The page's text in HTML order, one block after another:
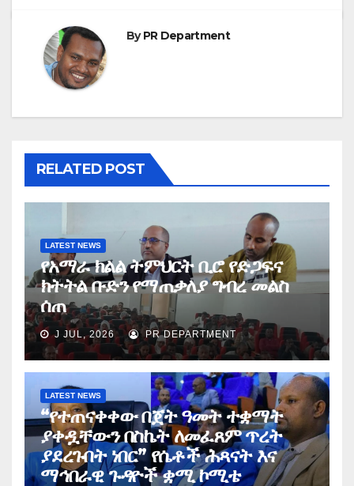
ByPR Department
RELATED POST
LATEST NEWS
የአማራ ክልል ትምህርት ቢሮ የድጋፍና
ክትትል ቡድን የማጠቃለያ ግብረ መልስ
ሰጠ
J JUL, 2026 PR DEPARTMENT
LATEST NEWS
“የተጠናቀቀው በጀት ዓመት ተቋማት
ያቀዷቸውን በስኬት ለመፈጸም ጥረት
ያደረጉበት ነበር” የሴቶች ሕጻናት እና
ማኅበራዊ ጉዳዮች ቋሚ ኮሚቴ